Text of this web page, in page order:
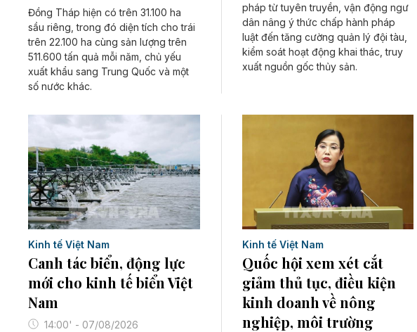
Đồng Tháp hiện có trên 31.100 ha
sầu riêng, trong đó diện tích cho trái
trên 22.100 ha cùng sản lượng trên
511.600 tấn quả mỗi năm, chủ yếu
xuất khẩu sang Trung Quốc và một
số nước khác.
pháp từ tuyên truyền, vận động ngư
dân nâng ý thức chấp hành pháp
luật đến tăng cường quản lý đội tàu,
kiểm soát hoạt động khai thác, truy
xuất nguồn gốc thủy sản.
Kinh tế Việt Nam
Canh tác biển, động lực
mới cho kinh tế biển Việt
Nam
14:00' - 07/08/2026
Kinh tế Việt Nam
Quốc hội xem xét cắt
giảm thủ tục, điều kiện
kinh doanh về nông
nghiệp, môi trường